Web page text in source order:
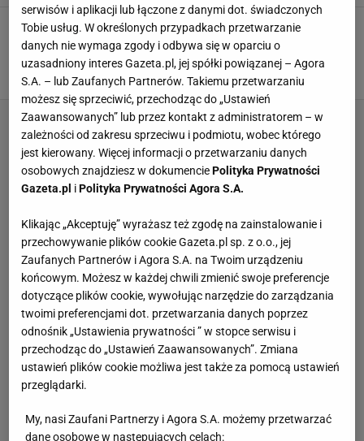
Owsiak znowu usłyszał szokujące groźby.
Wszystko po wizycie posła PiS w siedzibie
WOŚP
Zuzanna Kwasek,28 STYCZNIA 2025, 16:14
serwisów i aplikacji lub łączone z danymi dot. świadczonych
Tobie usług. W określonych przypadkach przetwarzanie
danych nie wymaga zgody i odbywa się w oparciu o
uzasadniony interes Gazeta.pl, jej spółki powiązanej – Agora
S.A. – lub Zaufanych Partnerów. Takiemu przetwarzaniu
możesz się sprzeciwić, przechodząc do „Ustawień
Zaawansowanych” lub przez kontakt z administratorem – w
zależności od zakresu sprzeciwu i podmiotu, wobec którego
jest kierowany. Więcej informacji o przetwarzaniu danych
osobowych znajdziesz w dokumenciePolityka Prywatności
Gazeta.pl iPolityka Prywatności Agora S.A.
Klikając „Akceptuję” wyrażasz też zgodę na zainstalowanie i
przechowywanie plików cookie Gazeta.pl sp. z o.o., jej
Zaufanych Partnerów i Agora S.A. na Twoim urządzeniu
końcowym. Możesz w każdej chwili zmienić swoje preferencje
dotyczące plików cookie, wywołując narzędzie do zarządzania
twoimi preferencjami dot. przetwarzania danych poprzez
odnośnik „Ustawienia prywatności ” w stopce serwisu i
przechodząc do „Ustawień Zaawansowanych”. Zmiana
ustawień plików cookie możliwa jest także za pomocą ustawień
przeglądarki.
My, nasi Zaufani Partnerzy i Agora S.A. możemy przetwarzać
dane osobowe w następujących celach: